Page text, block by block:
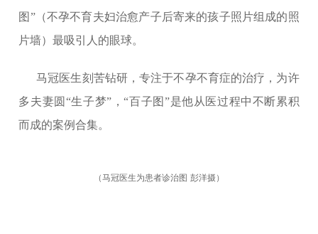
图”（不孕不育夫妇治愈产子后寄来的孩子照片组成的照
片墙）最吸引人的眼球。
马冠医生刻苦钻研，专注于不孕不育症的治疗，为许
多夫妻圆“生子梦”，“百子图”是他从医过程中不断累积
而成的案例合集。
（马冠医生为患者诊治图 彭洋摄）